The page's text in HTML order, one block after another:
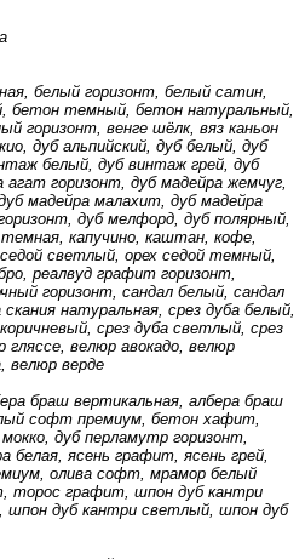
белый горизонт, белый сатин,
бетон темный, бетон натуральный,
горизонт, венге шёлк, вяз каньон
дуб альпийский, дуб белый, дуб
белый, дуб винтаж грей, дуб
горизонт, дуб мадейра жемчуг,
мадейра малахит, дуб мадейра
дуб мелфорд, дуб полярный,
капучино, каштан, кофе,
светлый, орех седой темный,
реалвуд графит горизонт,
горизонт, сандал белый, сандал
натуральная, срез дуба белый,
срез дуба светлый, срез
велюр авокадо, велюр
велюр верде
браш вертикальная, албера браш
софт премиум, бетон хафит,
дуб перламутр горизонт,
белая, ясень графит, ясень грей,
олива софт, мрамор белый
торос графит, шпон дуб кантри
шпон дуб кантри светлый, шпон дуб